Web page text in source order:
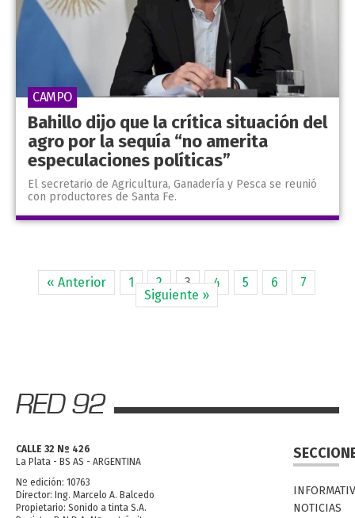
Bahillo dijo que la crítica situación del
agro por la sequía “no amerita
especulaciones políticas”
El secretario de Agricultura, Ganadería y Pesca se reunió
con productores de Santa Fe.
CAMPO
« Anterior 1 2 3 4 5 6
7
Siguiente »
CALLE 32 Nº 426
La Plata - BS AS - ARGENTINA
Nº edición: 10763
Director: Ing. Marcelo A. Balcedo
Propietario: Sonido a tinta S.A.
NOTICIAS